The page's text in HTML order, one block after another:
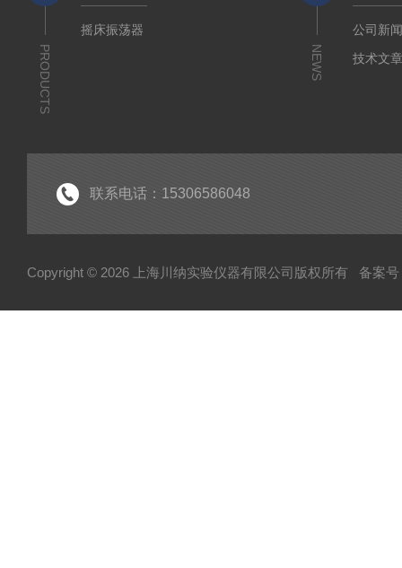
PRODUCTS
摇床振荡器
NEWS
公司新
技术文
联系电话：15306586048
Copyright © 2026 上海川纳实验仪器有限公司版权所有 备案号